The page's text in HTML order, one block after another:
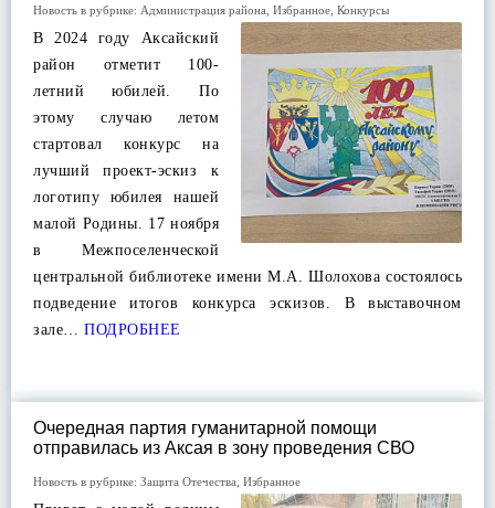
Новость в рубрике: Администрация района Избранное Конкурсы
В 2024 году Аксайский
район отметит 100-
летний юбилей. По
этому случаю летом
стартовал конкурс на
лучший проект-эскиз к
логотипу юбилея нашей
малой Родины. 17 ноября
в Межпоселенческой
центральной библиотеке имени М.А. Шолохова состоялось
подведение итогов конкурса эскизов. В выставочном
зале… ПОДРОБНЕЕ
Очередная партия гуманитарной помощи
отправилась из Аксая в зону проведения СВО
Новость в рубрике: Защита Отечества Избранное